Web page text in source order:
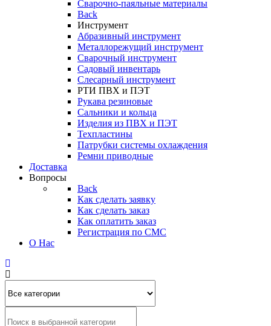
Сварочно-паяльные материалы
Back
Инструмент
Абразивный инструмент
Металлорежущий инструмент
Сварочный инструмент
Садовый инвентарь
Слесарный инструмент
РТИ ПВХ и ПЭТ
Рукава резиновые
Сальники и кольца
Изделия из ПВХ и ПЭТ
Техпластины
Патрубки системы охлаждения
Ремни приводные
Доставка
Вопросы
Back
Как сделать заявку
Как сделать заказ
Как оплатить заказ
Регистрация по СМС
О Нас